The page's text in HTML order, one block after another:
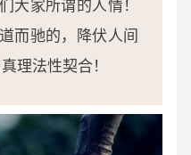
大家所谓的人情！
而驰的，降伏人间
理法性契合！